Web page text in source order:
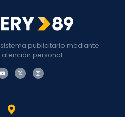
publicitario mediante
personal.